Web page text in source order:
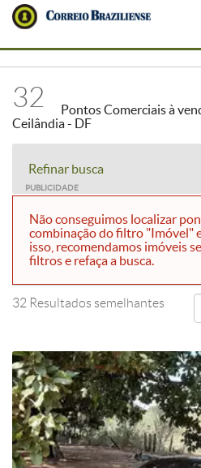
32
Pontos Comerciais à
Ceilândia - DF
Refinar busca
PUBLICIDADE
Não conseguimos localizar
combinação do filtro "Imóvel"
isso, recomendamos imóveis
filtros e refaça a busca.
32 Resultados semelhantes